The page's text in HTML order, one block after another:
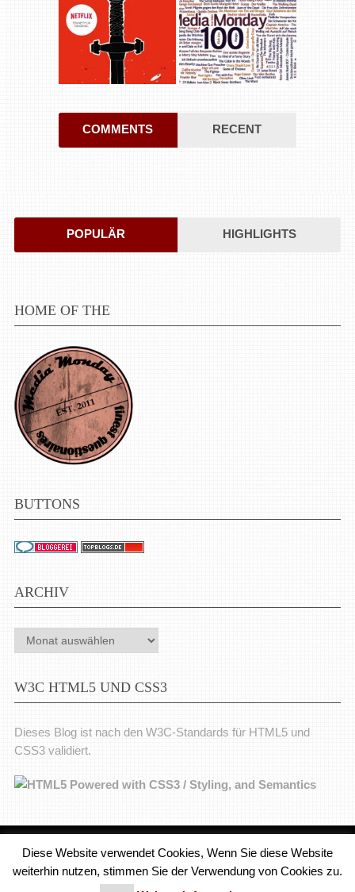
COMMENTS RECENT
POPULÄR HIGHLIGHTS
HOME OF THE
BUTTONS
ARCHIV
Archiv
W3C HTML5 UND CSS3
Dieses Blog ist nach den W3C-Standards für HTML5 und
CSS3 validiert.
MedienjournalCopyright © 2026.
© 2011 - 2018 Medienjournal. Alle Rechte vorbehalten. Theme von
MyThemeShop. Impressum Datenschutz
Diese Website verwendet Cookies, Wenn Sie diese Website
weiterhin nutzen, stimmen Sie der Verwendung von Cookies zu.